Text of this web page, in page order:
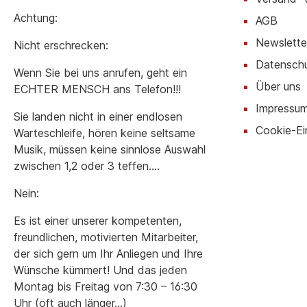
Achtung:
Nicht erschrecken:
Wenn Sie bei uns anrufen, geht ein
ECHTER MENSCH ans Telefon!!!
Sie landen nicht in einer endlosen
Warteschleife, hören keine seltsame
Musik, müssen keine sinnlose Auswahl
zwischen 1,2 oder 3 teffen….
Nein:
Es ist einer unserer kompetenten,
freundlichen, motivierten Mitarbeiter,
der sich gern um Ihr Anliegen und Ihre
Wünsche kümmert! Und das jeden
Montag bis Freitag von 7:30 – 16:30
Uhr (oft auch länger…)
AGB
Über uns
Cookie-